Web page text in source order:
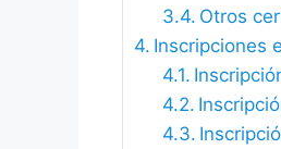
Otros
Inscripciones